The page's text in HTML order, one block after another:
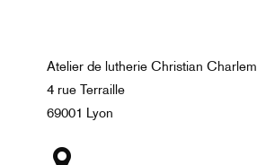
Atelier de lutherie Christian
4 rue Terraille
69001 Lyon